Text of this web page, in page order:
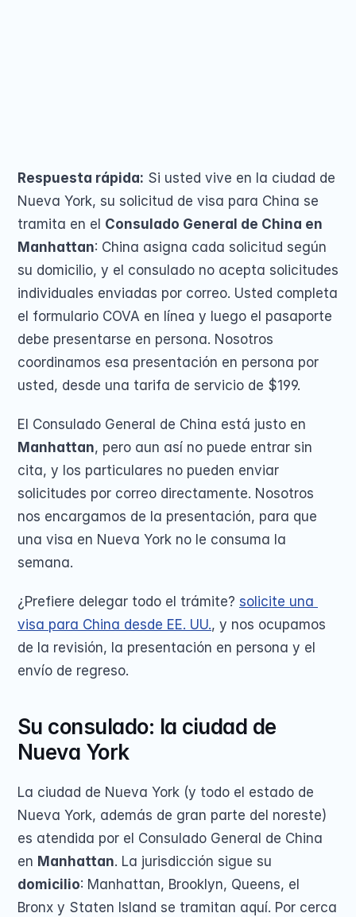
Join
Events
Experts
Respuesta rápida: Si usted vive en la ciudad de
Nueva York, su solicitud de visa para China se
tramita en el Consulado General de China en
Manhattan: China asigna cada solicitud según
su domicilio, y el consulado no acepta solicitudes
individuales enviadas por correo. Usted completa
el formulario COVA en línea y luego el pasaporte
debe presentarse en persona. Nosotros
coordinamos esa presentación en persona por
usted, desde una tarifa de servicio de $199.
Manhattan, pero aun así no puede entrar sin
cita, y los particulares no pueden enviar
solicitudes por correo directamente. Nosotros
nos encargamos de la presentación, para que
una visa en Nueva York no le consuma la
semana.
¿Prefiere delegar todo el trámite? solicite una
visa para China desde EE. UU., y nos ocupamos
de la revisión, la presentación en persona y el
envío de regreso.
Su consulado: la ciudad de
Nueva York
La ciudad de Nueva York (y todo el estado de
Nueva York, además de gran parte del noreste)
es atendida por el Consulado General de China
en Manhattan
domicilio: Manhattan, Brooklyn, Queens, el
Bronx y Staten Island se tramitan aquí. Por cerca